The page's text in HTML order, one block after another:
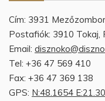
Cím: 3931
Postafiók: 3910 Tokaj,
Email:
Tel: +36 47 569 410
Fax: +36 47 369 138
GPS: N:48.1654